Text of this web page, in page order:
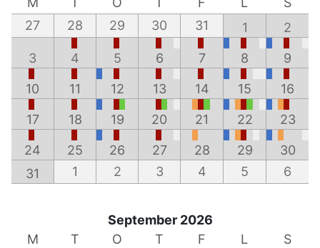
27
28 29 30 31 1 2
3 4 5 6 7 8 9
10 11 12 13 14 15 16
17 18 19 20 21 22 23
24 25 26 27 28 29
30
31
1 2 3 4 5 6
September 2026
M
T O T F L
S